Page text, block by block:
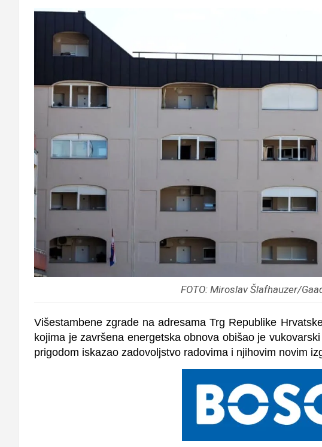
FOTO: Miroslav Šlafhauzer/
Višestambene zgrade na adresama Trg Republike
kojima je završena energetska obnova obišao je
prigodom iskazao zadovoljstvo radovima i njihovim novim